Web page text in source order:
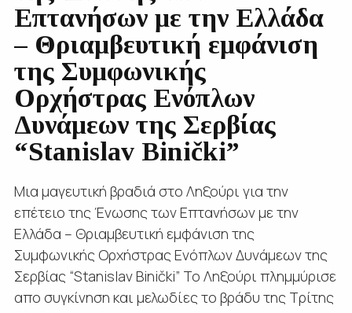
Επτανήσων με την Ελλάδα
– Θριαμβευτική εμφάνιση
της Συμφωνικής
Ορχήστρας Ενόπλων
Δυνάμεων της Σερβίας
“Stanislav Binički”
Μια μαγευτική βραδιά στο Ληξούρι για την
επέτειο της Ένωσης των Επτανήσων με την
Ελλάδα – Θριαμβευτική εμφάνιση της
Συμφωνικής Ορχήστρας Ενόπλων Δυνάμεων της
Σερβίας “Stanislav Binički” Το Ληξούρι πλημμύρισε
απο συγκίνηση και μελωδίες το βράδυ της Τρίτης